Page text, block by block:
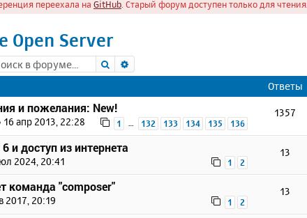
переехала на GitHub . Старый форум доступен только для чтения.
Open Server
Поиск
Ответы
и пожелания: New!
16 апр 2013, 22:28 1 132 133 134 135 136
1357
и доступ из интернета
2024, 20:41 1 2
13
команда "composer"
2017, 20:19 1 2
13